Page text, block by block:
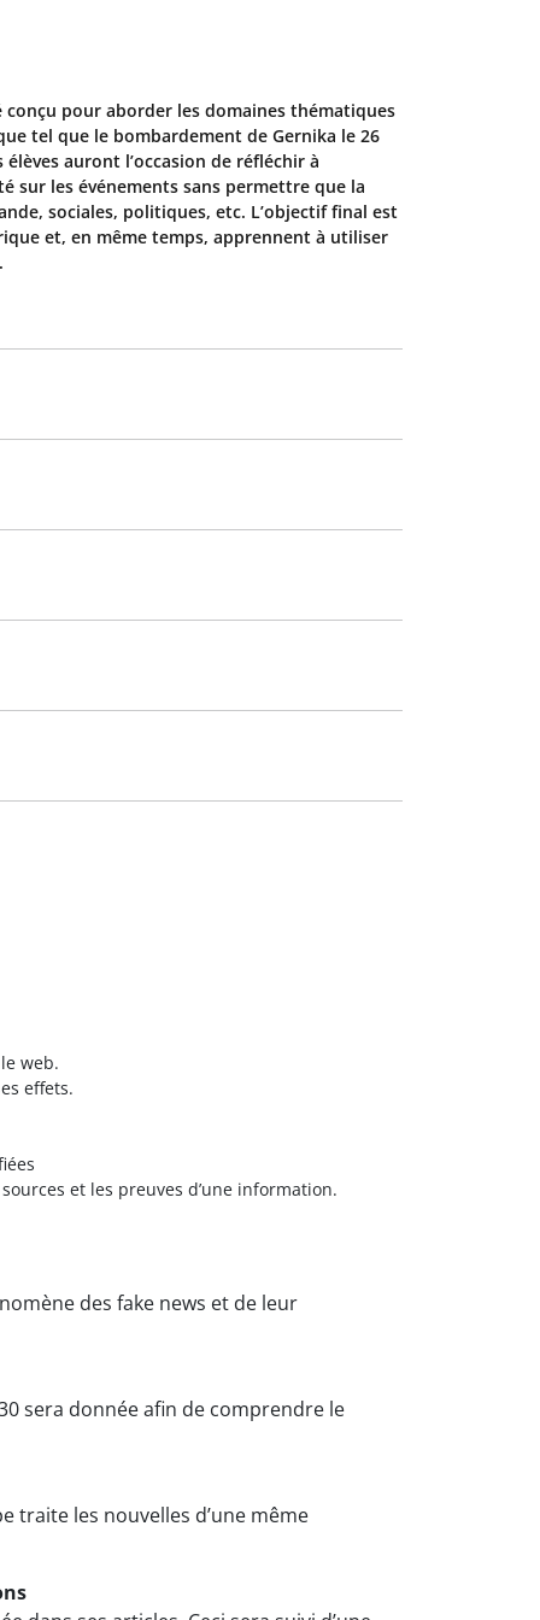
conçu pour aborder les domaines thématiques
tel que le bombardement de Gernika le 26
auront l’occasion de réfléchir à
sur les événements sans permettre que la
sociales, politiques, etc. L’objectif final est
et, en même temps, apprennent à utiliser
web.
effets.
et les preuves d’une information.
des fake news et de leur
sera donnée afin de comprendre le
traite les nouvelles d’une même